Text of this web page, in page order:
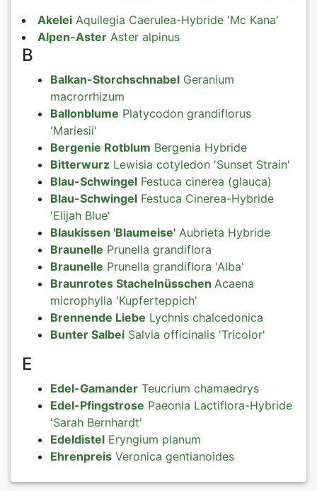
Akelei Aquilegia Caerulea-Hybride 'Mc Kana'
Alpen-Aster Aster alpinus
B
Balkan-Storchschnabel Geranium
macrorrhizum
Ballonblume Platycodon grandiflorus
'Mariesii'
Bergenie Rotblum Bergenia Hybride
Bitterwurz Lewisia cotyledon 'Sunset Strain'
Blau-Schwingel Festuca cinerea (glauca)
Blau-Schwingel Festuca Cinerea-Hybride
'Elijah Blue'
Blaukissen 'Blaumeise' Aubrieta Hybride
Braunelle Prunella grandiflora
Braunelle Prunella grandiflora 'Alba'
Braunrotes Stachelnüsschen Acaena
microphylla 'Kupferteppich'
Brennende Liebe Lychnis chalcedonica
Bunter Salbei Salvia officinalis 'Tricolor'
E
Edel-Gamander Teucrium chamaedrys
Edel-Pfingstrose Paeonia Lactiflora-Hybride
'Sarah Bernhardt'
Edeldistel Eryngium planum
Ehrenpreis Veronica gentianoides